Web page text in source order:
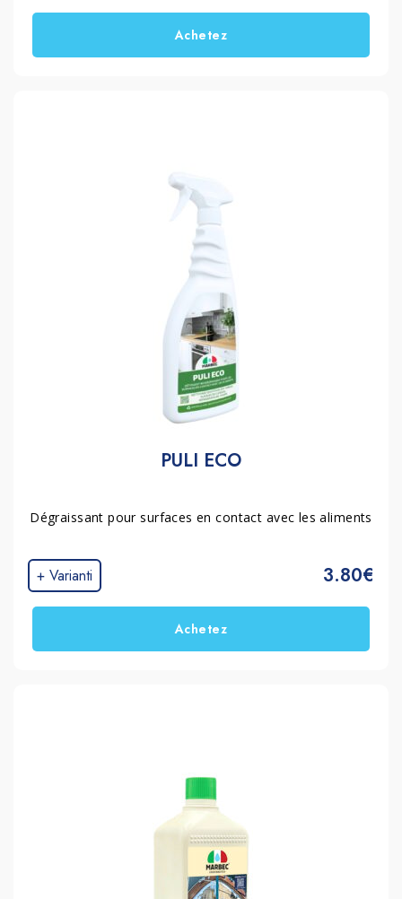
Achetez
PULI ECO
Dégraissant pour surfaces en contact avec les aliments
+ Varianti 3.80€
Achetez